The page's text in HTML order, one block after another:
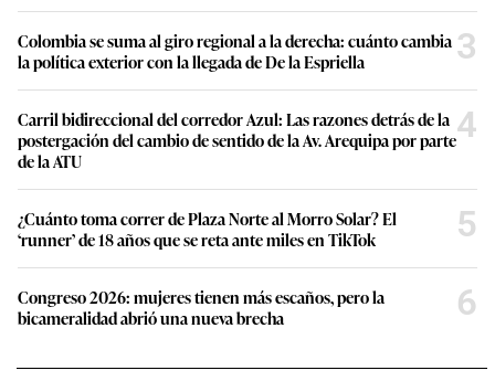
Colombia se suma al giro regional a la derecha: cuánto cambia
la política exterior con la llegada de De la Espriella
3
Carril bidireccional del corredor Azul: Las razones detrás de la
postergación del cambio de sentido de la Av. Arequipa por parte
de la ATU
4
¿Cuánto toma correr de Plaza Norte al Morro Solar? El
‘runner’ de 18 años que se reta ante miles en TikTok
5
Congreso 2026: mujeres tienen más escaños, pero la
bicameralidad abrió una nueva brecha
6